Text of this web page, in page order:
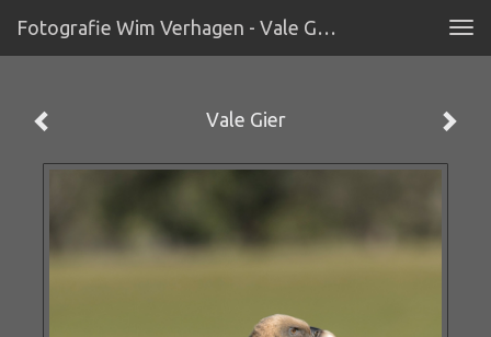
Fotografie Wim Verhagen - Vale Gier
Vale Gier